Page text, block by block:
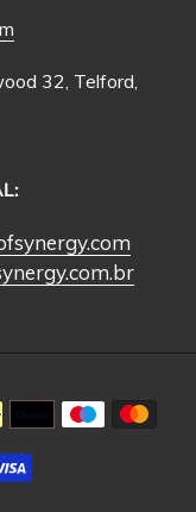
32, Telford,